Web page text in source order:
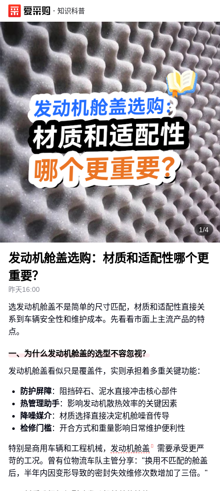
· 知识科普
1/4
发动机舱盖选购：材质和适配性哪个更
重要？
昨天16:00
选发动机舱盖不是简单的尺寸匹配，材质和适配性直接关
系到车辆安全性和维护成本。先看看市面上主流产品的特
点。
一、为什么发动机舱盖的选型不容忽视？
发动机舱盖看似只是覆盖件，实则承担着多重关键功能：
防护屏障：阻挡碎石、泥水直接冲击核心部件
热管理助手：影响发动机散热效率的关键因素
降噪媒介：材质选择直接决定机舱噪音传导
检修门槛：开合方式和重量影响日常维护便利性
特别是商用车辆和工程机械， 发动机舱盖
需要承受更严
苛的工况。曾有位物流车队主管分享："换用不匹配的舱盖
后，半年内因变形导致的密封失效维修次数增加了三倍。"